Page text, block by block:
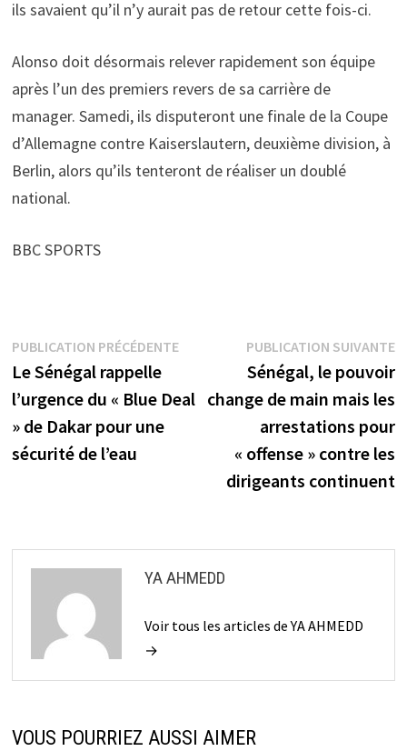
ils savaient qu’il n’y aurait pas de retour cette fois-ci.
Alonso doit désormais relever rapidement son équipe
après l’un des premiers revers de sa carrière de
manager. Samedi, ils disputeront une finale de la Coupe
d’Allemagne contre Kaiserslautern, deuxième division, à
Berlin, alors qu’ils tenteront de réaliser un doublé
national.
BBC SPORTS
Navigation
de
l’article
PUBLICATION PRÉCÉDENTEPublication
précédente :
Le Sénégal rappelle
l’urgence du « Blue Deal
» de Dakar pour une
sécurité de l’eau
PUBLICATION SUIVANTE
Sénégal, le pouvoir
change de main mais les
arrestations pour
« offense » contre les
dirigeants continuent
YA AHMEDD
Voir tous les articles de YA AHMEDD
→
VOUS POURRIEZ AUSSI AIMER